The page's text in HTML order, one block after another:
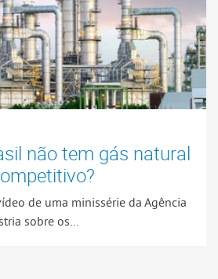
não tem gás natural
de uma minissérie da Agência
sobre os...